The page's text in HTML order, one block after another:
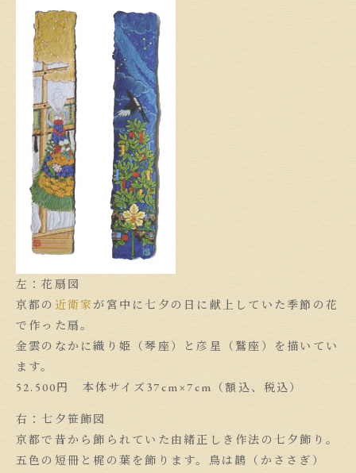
左：花扇図
京都の 近衛家 が宮中に七夕の日に献上していた季節の花
で作った扇。
金雲のなかに織り姫（琴座）と彦星（鷲座）を描いてい
ます。
52.500円 本体サイズ37cm×7cm（額込、税込）
右：七夕笹飾図
京都で昔から飾られていた由緒正しき作法の七夕飾り。
五色の短冊と梶の葉を飾ります。鳥は鵲（かささぎ）